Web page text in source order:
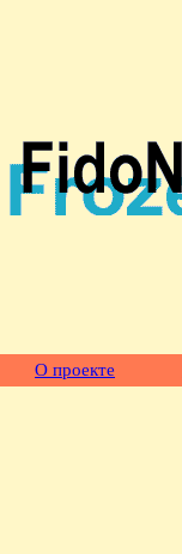
О проекте